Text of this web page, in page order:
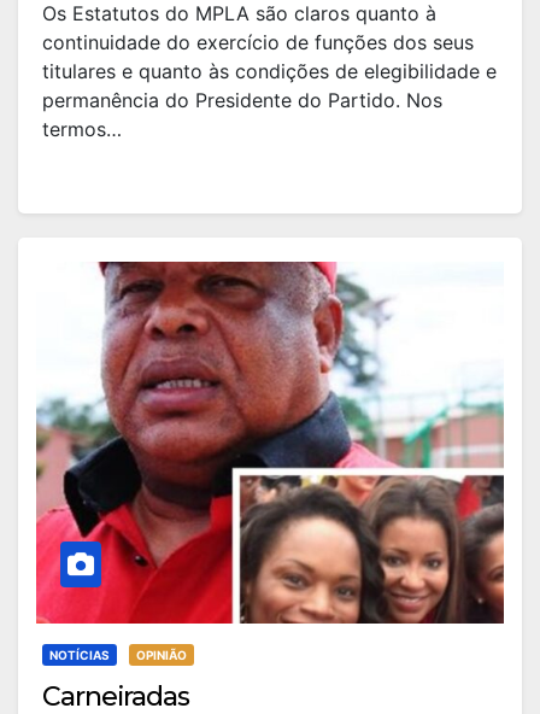
Os Estatutos do MPLA são claros quanto à
continuidade do exercício de funções dos seus
titulares e quanto às condições de elegibilidade e
permanência do Presidente do Partido. Nos
termos…
NOTÍCIAS OPINIÃO
Carneiradas